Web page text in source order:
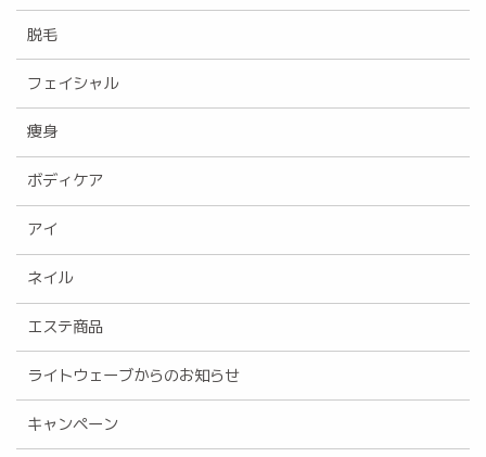
脱毛
フェイシャル
痩身
ボディケア
アイ
ネイル
エステ商品
ライトウェーブからのお知らせ
キャンペーン